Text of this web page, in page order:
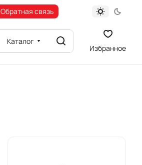
Обратная связь
Каталог
Избранное